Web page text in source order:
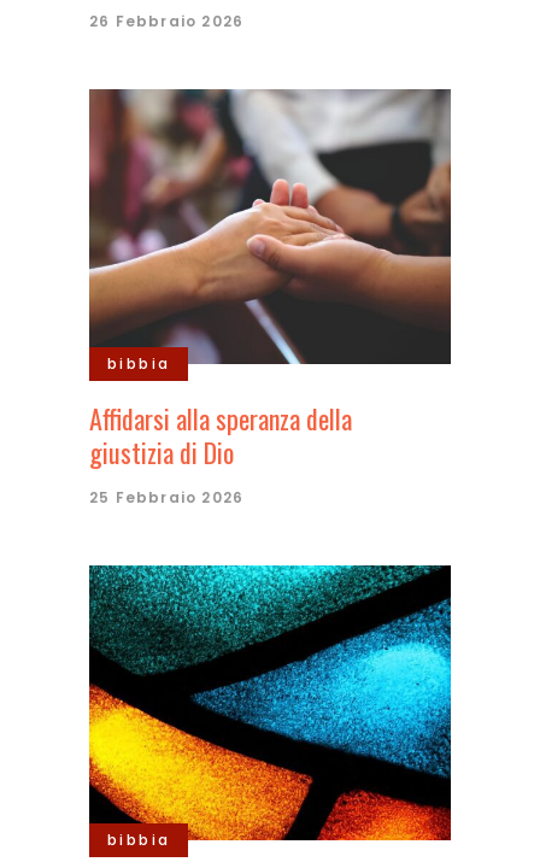
26 Febbraio 2026
bibbia
Affidarsi alla speranza della
giustizia di Dio
25 Febbraio 2026
bibbia